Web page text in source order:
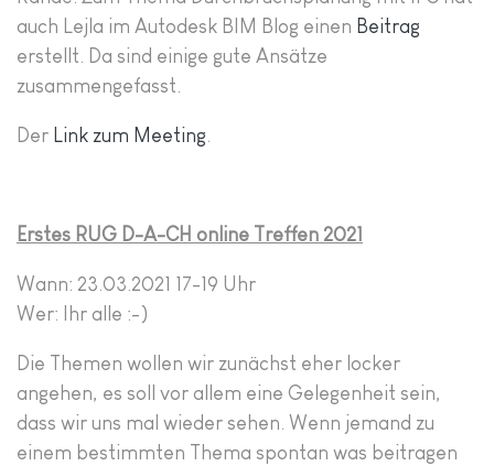
auch Lejla im Autodesk BIM Blog einen Beitrag
erstellt. Da sind einige gute Ansätze
zusammengefasst.
Der Link zum Meeting
Erstes RUG D-A-CH online Treffen 2021
Wann: 23.03.2021 17-19 Uhr
Wer: Ihr alle :-)
Die Themen wollen wir zunächst eher locker
angehen, es soll vor allem eine Gelegenheit sein,
dass wir uns mal wieder sehen. Wenn jemand zu
einem bestimmten Thema spontan was beitragen